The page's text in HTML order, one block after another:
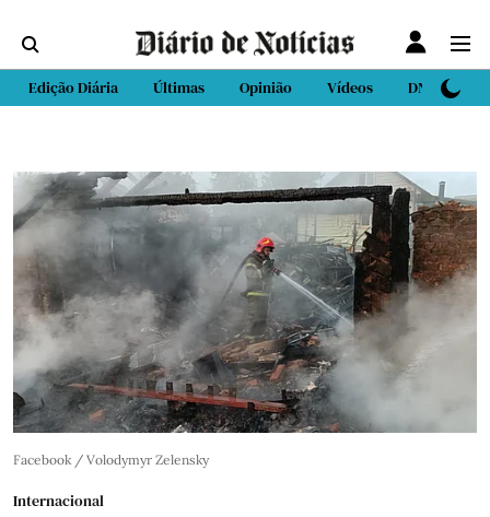
Edição Diária Últimas Opinião Vídeos DN Sport
Facebook / Volodymyr Zelensky
Internacional